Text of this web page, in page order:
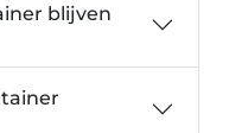
blijven